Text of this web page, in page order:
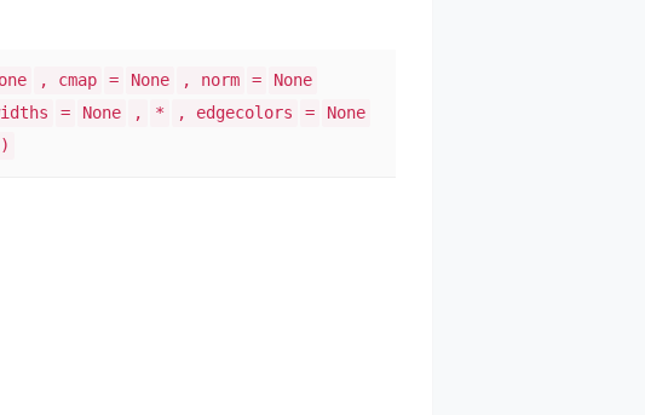
, cmap = None , norm =
None
= None , * , edgecolors =
None